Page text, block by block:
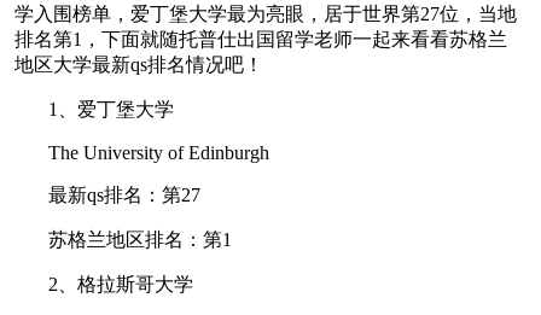
学入围榜单，爱丁堡大学最为亮眼，居于世界第27位，当地
排名第1，下面就随托普仕出国留学老师一起来看看苏格兰
地区大学最新qs排名情况吧！
1、爱丁堡大学
The University of Edinburgh
最新qs排名：第27
苏格兰地区排名：第1
2、格拉斯哥大学